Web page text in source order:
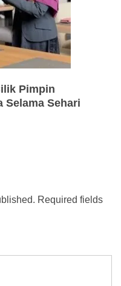
Pimpin
Selama Sehari
Required fields